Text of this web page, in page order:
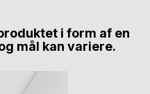
i form af en
mål kan variere.